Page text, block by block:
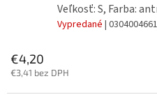
Veľkosť: S, Farba:
Vypredané |
€4,20
€3,41 bez DPH